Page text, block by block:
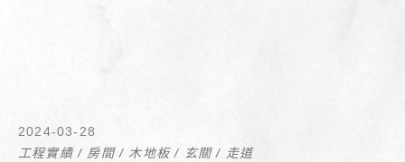
2024-03-28
工程實績/ 房間/ 木地板/ 玄關/ 走道